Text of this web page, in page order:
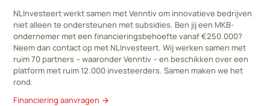
NLInvesteert werkt samen met Venntiv om innovatieve bedrijven
niet alleen te ondersteunen met subsidies. Ben jij een MKB-
ondernemer met een financieringsbehoefte vanaf €250.000?
Neem dan contact op met NLInvesteert. Wij werken samen met
ruim 70 partners – waaronder Venntiv – en beschikken over een
platform met ruim 12.000 investeerders. Samen maken we het
rond.
Financiering aanvragen arrow_forward